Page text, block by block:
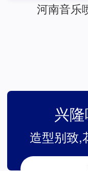
河南音乐
兴
造型别致,